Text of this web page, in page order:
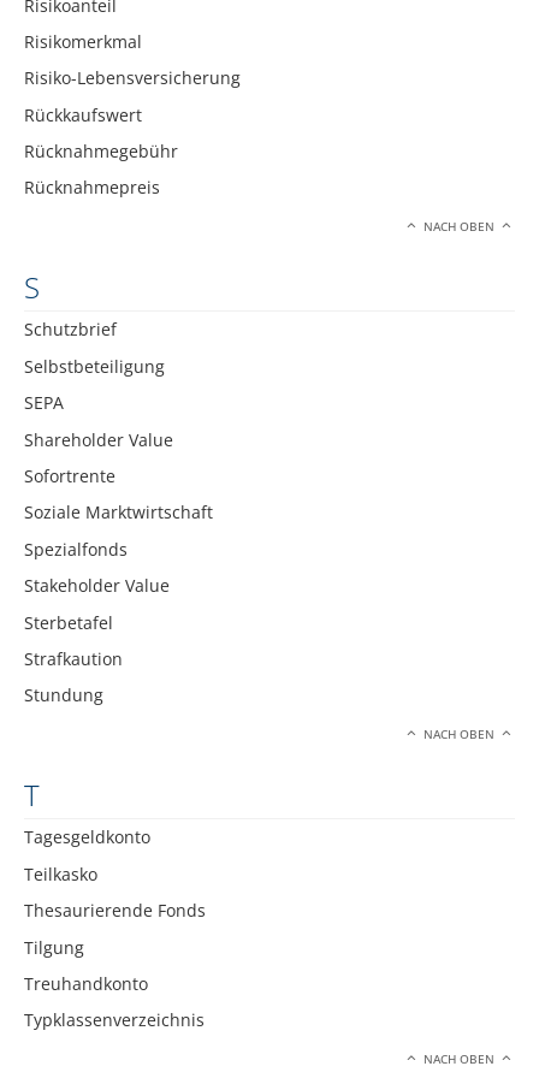
Risikoanteil
Risikomerkmal
Risiko-Lebensversicherung
Rückkaufswert
Rücknahmegebühr
Rücknahmepreis
NACH OBEN
S
Schutzbrief
Selbstbeteiligung
SEPA
Shareholder Value
Sofortrente
Soziale Marktwirtschaft
Spezialfonds
Stakeholder Value
Sterbetafel
Strafkaution
Stundung
NACH OBEN
T
Tagesgeldkonto
Teilkasko
Thesaurierende Fonds
Tilgung
Treuhandkonto
Typklassenverzeichnis
NACH OBEN